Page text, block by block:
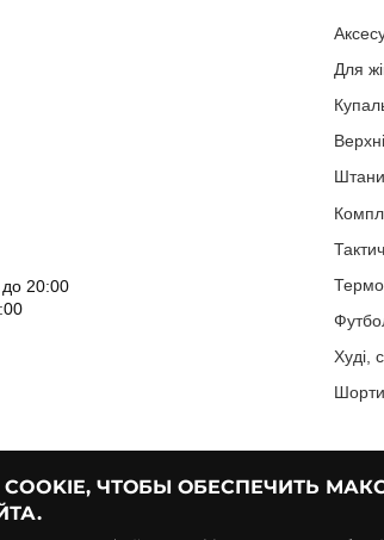
ЧТОБЫ ОБЕСПЕЧИТЬ
20:00
Для
Штани
Худі,
Шорти